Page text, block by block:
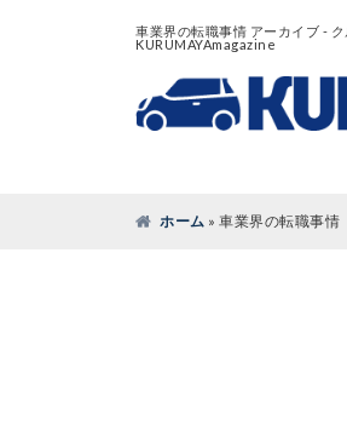
車業界の転職事情 アーカイブ -
KURUMAYAmagazine
ホーム » 車業界の転職事情